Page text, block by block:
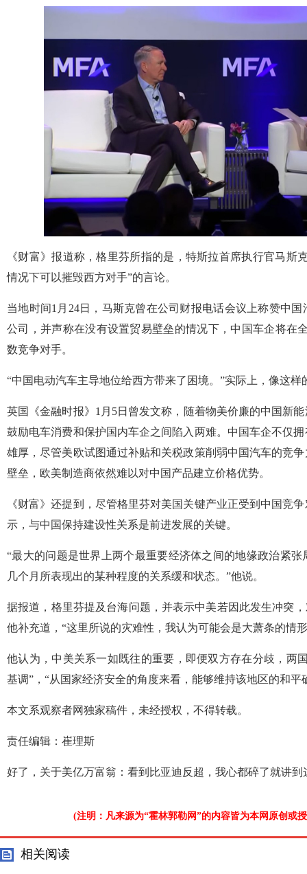
《财富》报道称，格里芬所指的是，特斯拉首席执行官马斯
情况下可以摧毁西方对手”的言论。
当地时间1月24日，马斯克曾在公司财报电话会议上称赞中
公司，并声称在没有设置贸易壁垒的情况下，中国车企将在
数竞争对手。
“中国电动汽车主导地位给西方带来了困境。”实际上，像这
英国《金融时报》1月5日曾发文称，随着物美价廉的中国新
鼓励电车消费和保护国内车企之间陷入两难。中国车企不仅
雄厚，尽管美欧试图通过补贴和关税政策削弱中国汽车的竞
壁垒，欧美制造商依然难以对中国产品建立价格优势。
《财富》还提到，尽管格里芬对美国关键产业正受到中国竞
示，与中国保持建设性关系是前进发展的关键。
“最大的问题是世界上两个最重要经济体之间的地缘政治紧
几个月所表现出的某种程度的关系缓和状态。”他说。
据报道，格里芬提及台海问题，并表示中美若因此发生冲突
他补充道，“这里所说的灾难性，我认为可能会是大萧条的情
他认为，中美关系一如既往的重要，即便双方存在分歧，两
基调”，“从国家经济安全的角度来看，能够维持该地区的和平
本文系观察者网独家稿件，未经授权，不得转载。
责任编辑：崔理斯
好了，关于美亿万富翁：看到比亚迪反超，我心都碎了就讲到
(注明：凡来源为“霍林郭勒网”的内容皆为本网原创或
相关阅读